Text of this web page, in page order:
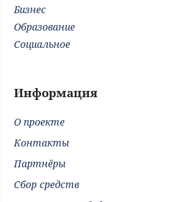
Бизнес
Образование
Социальное
Информация
О проекте
Контакты
Партнёры
Сбор средств